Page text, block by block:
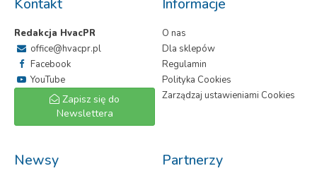
Kontakt
Redakcja HvacPR
office@hvacpr.pl
Facebook
YouTube
Zapisz się do
Newslettera
Informacje
O nas
Dla sklepów
Regulamin
Polityka Cookies
Zarządzaj ustawieniami Cookies
Newsy Partnerzy